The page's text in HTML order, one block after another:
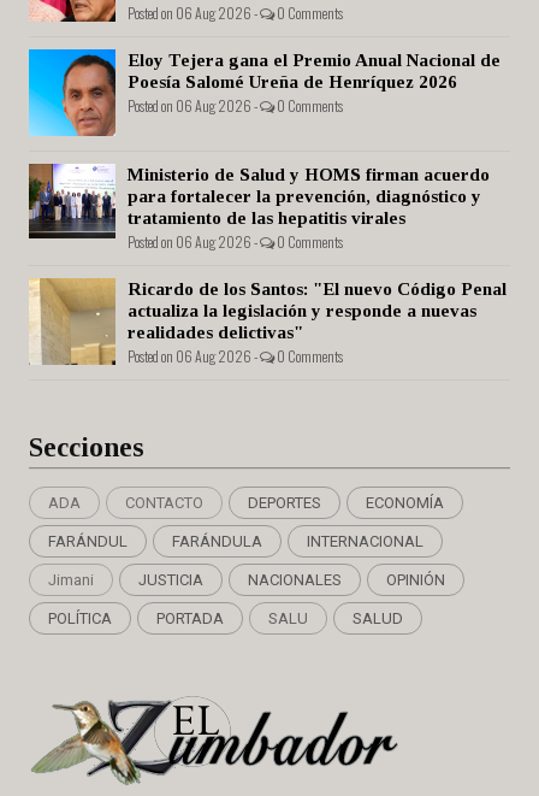
Posted on 06 Aug 2026 - 0 Comments
Eloy Tejera gana el Premio Anual Nacional de
Poesía Salomé Ureña de Henríquez 2026
Posted on 06 Aug 2026 - 0 Comments
Ministerio de Salud y HOMS firman acuerdo
para fortalecer la prevención, diagnóstico y
tratamiento de las hepatitis virales
Posted on 06 Aug 2026 - 0 Comments
Ricardo de los Santos: "El nuevo Código Penal
actualiza la legislación y responde a nuevas
realidades delictivas"
Posted on 06 Aug 2026 - 0 Comments
Secciones
ADA CONTACTO DEPORTES ECONOMÍA
FARÁNDUL FARÁNDULA INTERNACIONAL
Jimani JUSTICIA NACIONALES OPINIÓN
POLÍTICA PORTADA SALU SALUD